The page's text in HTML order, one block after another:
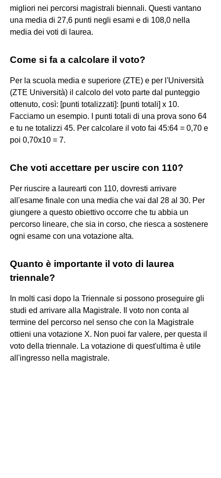
migliori nei percorsi magistrali biennali. Questi vantano
una media di 27,6 punti negli esami e di 108,0 nella
media dei voti di laurea.
Come si fa a calcolare il voto?
Per la scuola media e superiore (ZTE) e per l'Università
(ZTE Università) il calcolo del voto parte dal punteggio
ottenuto, così: [punti totalizzati]: [punti totali] x 10.
Facciamo un esempio. I punti totali di una prova sono 64
e tu ne totalizzi 45. Per calcolare il voto fai 45:64 = 0,70 e
poi 0,70x10 = 7.
Che voti accettare per uscire con 110?
Per riuscire a laurearti con 110, dovresti arrivare
all'esame finale con una media che vai dal 28 al 30. Per
giungere a questo obiettivo occorre che tu abbia un
percorso lineare, che sia in corso, che riesca a sostenere
ogni esame con una votazione alta.
Quanto è importante il voto di laurea
triennale?
In molti casi dopo la Triennale si possono proseguire gli
studi ed arrivare alla Magistrale. Il voto non conta al
termine del percorso nel senso che con la Magistrale
ottieni una votazione X. Non puoi far valere, per questa il
voto della triennale. La votazione di quest'ultima è utile
all'ingresso nella magistrale.